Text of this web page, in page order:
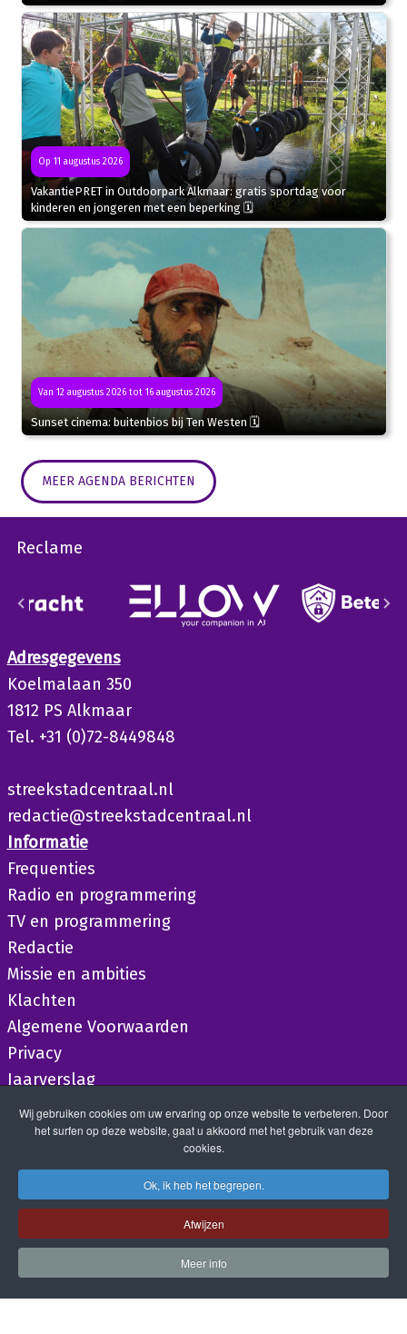
Op 11 augustus 2026
VakantiePRET in Outdoorpark Alkmaar: gratis sportdag voor
kinderen en jongeren met een beperking 🗓
Van 12 augustus 2026 tot 16 augustus 2026
Sunset cinema: buitenbios bij Ten Westen 🗓
MEER AGENDA BERICHTEN
Reclame
Adresgegevens
Koelmalaan 350
1812 PS Alkmaar
Tel. +31 (0)72-8449848
streekstadcentraal.nl
redactie@streekstadcentraal.nl
Informatie
Frequenties
Radio en programmering
TV en programmering
Redactie
Missie en ambities
Klachten
Algemene Voorwaarden
Privacy
Jaarverslag
Wij gebruiken cookies om uw ervaring op onze website te verbeteren. Door
het surfen op deze website, gaat u akkoord met het gebruik van deze
cookies.
Ok, ik heb het begrepen.
Afwijzen
Meer info